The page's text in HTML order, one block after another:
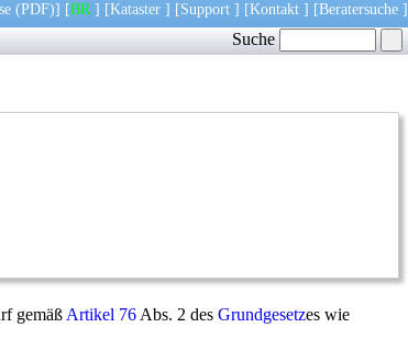
(PDF)] [BR ] [Kataster ] [Support ] [Kontakt ] [Beratersuche ]
gemäß Artikel 76 Abs. 2 desGrundgesetzes wie
Suche